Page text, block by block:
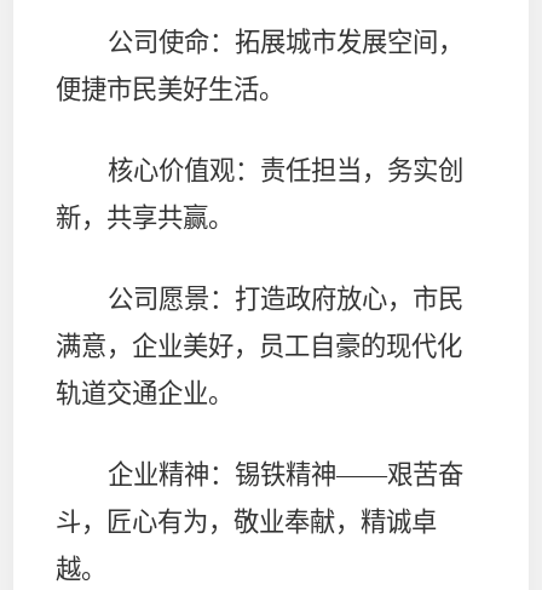
公司使命：拓展城市发展空间，
便捷市民美好生活。
核心价值观：责任担当，务实创
新，共享共赢。
公司愿景：打造政府放心，市民
满意，企业美好，员工自豪的现代化
轨道交通企业。
企业精神： 锡铁精神——艰苦奋
斗，匠心有为，敬业奉献，精诚卓
越。